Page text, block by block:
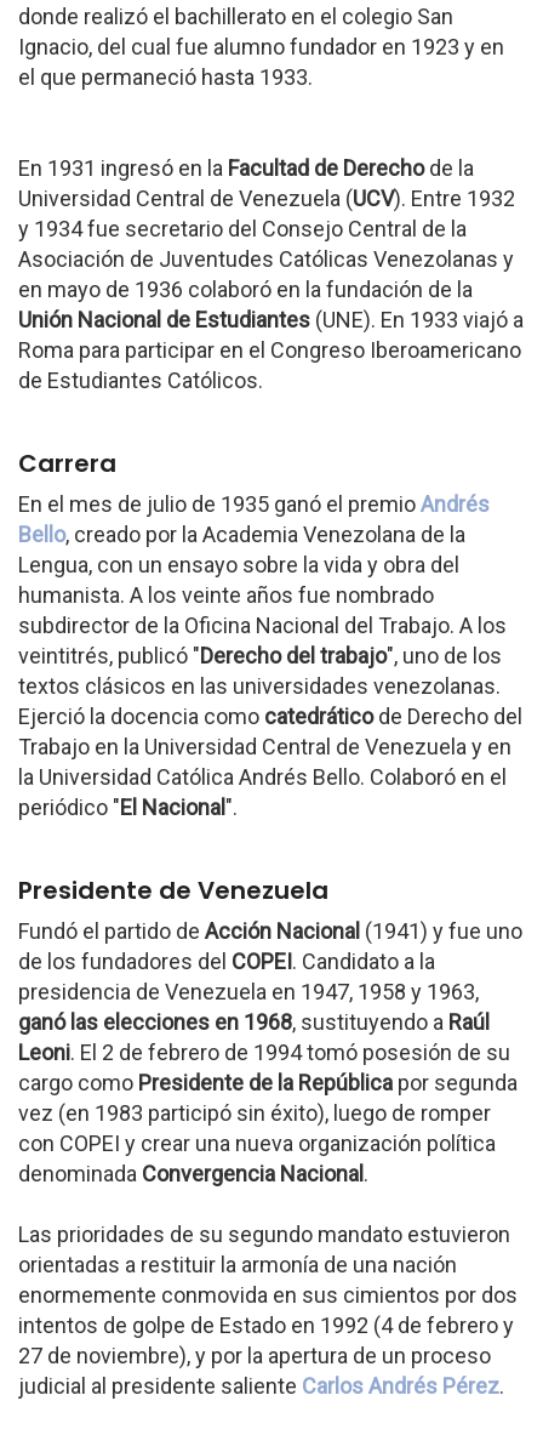
donde realizó el bachillerato en el colegio San
Ignacio, del cual fue alumno fundador en 1923 y en
el que permaneció hasta 1933.
En 1931 ingresó en la Facultad de Derechode la
Universidad Central de Venezuela (UCV). Entre 1932
y 1934 fue secretario del Consejo Central de la
Asociación de Juventudes Católicas Venezolanas y
en mayo de 1936 colaboró en la fundación de la
Unión Nacional de Estudiantes (UNE). En 1933 viajó a
Roma para participar en el Congreso Iberoamericano
de Estudiantes Católicos.
Carrera
En el mes de julio de 1935 ganó el premioAndrés
Bello, creado por la Academia Venezolana de la
Lengua, con un ensayo sobre la vida y obra del
humanista. A los veinte años fue nombrado
subdirector de la Oficina Nacional del Trabajo. A los
veintitrés, publicó "Derecho del trabajo", uno de los
textos clásicos en las universidades venezolanas.
Ejerció la docencia como catedráticode Derecho del
Trabajo en la Universidad Central de Venezuela y en
la Universidad Católica Andrés Bello. Colaboró en el
periódico "El Nacional ".
Presidente de Venezuela
Fundó el partido de Acción Nacional (1941) y fue uno
de los fundadores del COPEI. Candidato a la
presidencia de Venezuela en 1947, 1958 y 1963,
ganó las elecciones en 1968, sustituyendo a Raúl
Leoni. El 2 de febrero de 1994 tomó posesión de su
cargo como Presidente de la República por segunda
vez (en 1983 participó sin éxito), luego de romper
con COPEI y crear una nueva organización política
denominada Convergencia Nacional .
Las prioridades de su segundo mandato estuvieron
orientadas a restituir la armonía de una nación
enormemente conmovida en sus cimientos por dos
intentos de golpe de Estado en 1992 (4 de febrero y
27 de noviembre), y por la apertura de un proceso
judicial al presidente saliente Carlos Andrés Pérez.